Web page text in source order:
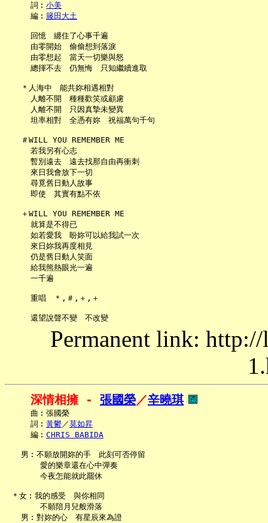
     詞︰
小美
     編︰
籐田大土
     回憶　纏住了心事千遍
     由零開始　偷偷想到落淚
     由零想起　當天一切樂與怒
     總揮不去　仍無悔　只知繼續進取
   ＊人海中　能共妳相遇相對
     人離不開　種種歡笑或顧慮
     人離不開　只因真摯未變異
     坦率相對　全憑有妳　祝福萬句千句
   ＃WILL YOU REMEMBER ME
     若我另有心志
     暫別遠去　遠去找那自由再衝刺
     來日我會放下一切
     尋覓舊日動人故事
     即使　其實有點不依
   ＋WILL YOU REMEMBER ME
     就算是不得已
     如若愛我　盼妳可以給我試一次
     來日妳我再度相見
     仍是舊日動人笑面
     給我熊熱眼光一遍
     一千遍
     重唱　＊,＃,＋,＋
Permanent link:
深情相擁 - 張國榮／辛曉琪
     曲︰張國榮
     詞︰
黃鬱／莫如昇
     編︰
CHRIS BABIDA
   男︰不願放開妳的手　此刻可否停留
       愛的樂章還在心中彈奏
       今夜怎能就此罷休
＊女︰我的感受　與你相同
       不願陪月兒般滑落
   男︰對妳的心　有星辰來為證